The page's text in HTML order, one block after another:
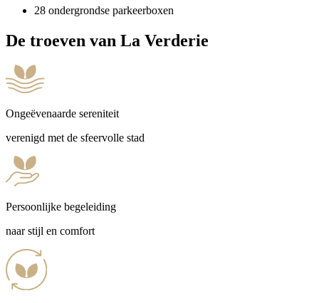
28 ondergrondse parkeerboxen
De troeven van La Verderie
Ongeëvenaarde sereniteit
verenigd met de sfeervolle stad
Persoonlijke begeleiding
naar stijl en comfort